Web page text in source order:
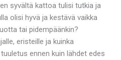
syvältä kattoa tulisi tutkia ja
olisi hyvä ja kestävä vaikka
tai pidempäänkin?
eristeille ja kuinka
ennen kuin lähdet edes